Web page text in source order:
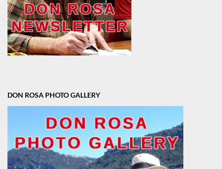
DON ROSA PHOTO GALLERY